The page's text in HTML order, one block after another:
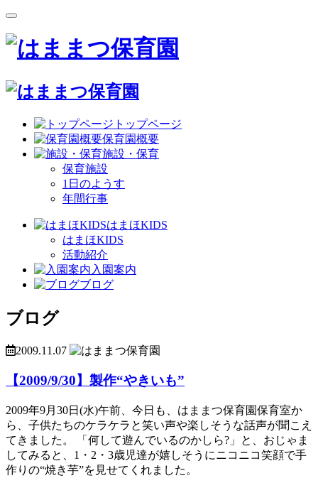
トップページ
保育園概要
施設・保育
保育施設
1日のようす
年間行事
はまほKIDS
はまほKIDS
活動紹介
入園案内
ブログ
ブログ
2009.11.07
【2009/9/30】製作“やきいも”
2009年9月30日(水)午前、今日も、はままつ保育園保育室か
ら、子供たちのケラケラと笑い声や楽しそうな話声が聞こえ
てきました。 「何して遊んでいるのかしら?」と、おじゃま
してみると、1・2・3歳児達が嬉しそうにニコニコ笑顔で手
作りの“焼き芋”を見せてくれました。